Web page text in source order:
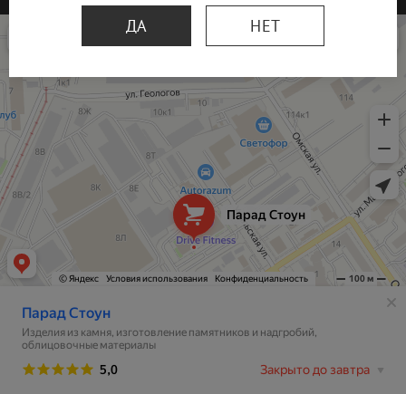
Изделия из камня в Екатеринбурге
Изготовление памятников и надгробий в Екатеринбурге
ДА НЕТ